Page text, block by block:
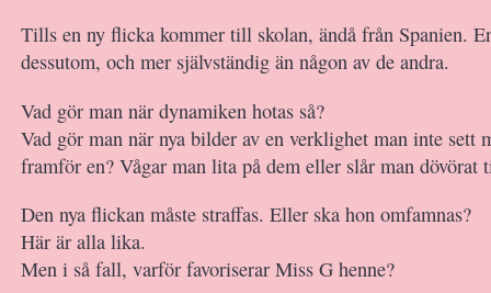
Tills en ny flicka kommer till skolan, ändå från Spanien.
dessutom, och mer självständig än någon av de andra.
Vad gör man när dynamiken hotas så?
Vad gör man när nya bilder av en verklighet man inte sett
framför en? Vågar man lita på dem eller slår man dövörat
Den nya flickan måste straffas. Eller ska hon omfamnas?
Här är alla lika.
Men i så fall, varför favoriserar Miss G henne?